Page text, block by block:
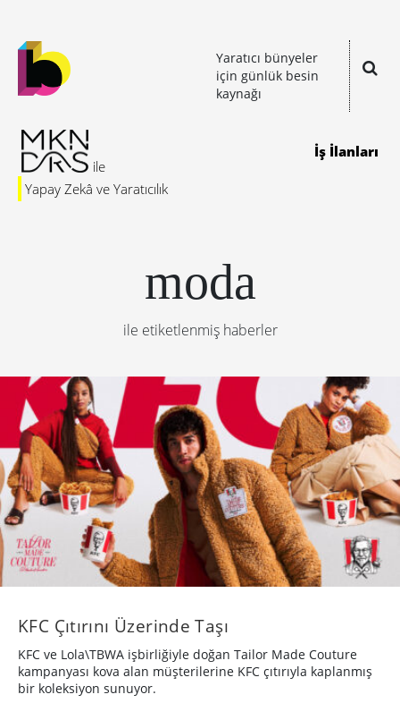
Yaratıcı bünyeler
için günlük besin
kaynağı
Yapay Zekâ ve Yaratıcılık
İş İlanları
moda
ile etiketlenmiş haberler
KFC Çıtırını Üzerinde Taşı
KFC ve Lola\TBWA işbirliğiyle doğan Tailor Made Couture
kampanyası kova alan müşterilerine KFC çıtırıyla kaplanmış
bir koleksiyon sunuyor.